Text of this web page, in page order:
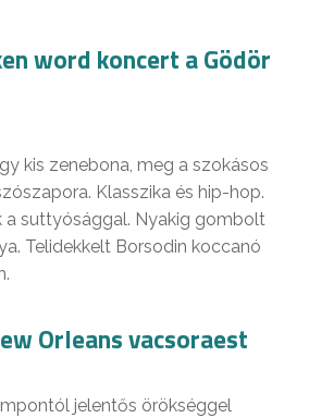
word koncert a Gödör
kis zenebona, meg a szokásos
Klasszika és hip-hop.
a suttyósággal. Nyakig gombolt
Telidekkelt Borsodin koccanó
Orleans vacsoraest
jelentős örökséggel